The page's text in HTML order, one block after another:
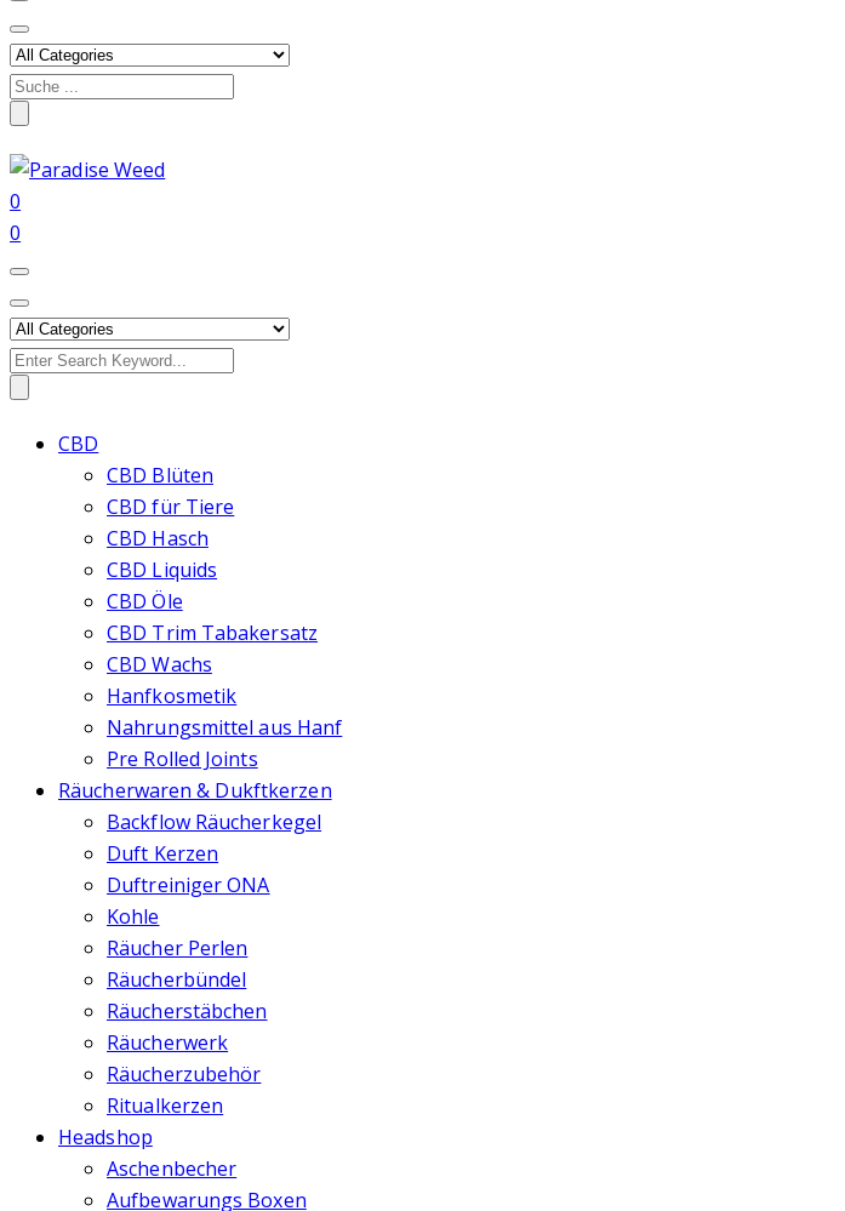
Search
0
0
Search
CBD
CBD Blüten
CBD für Tiere
CBD Hasch
CBD Liquids
CBD Öle
CBD Trim Tabakersatz
CBD Wachs
Hanfkosmetik
Nahrungsmittel aus Hanf
Pre Rolled Joints
Räucherwaren & Dukftkerzen
Backflow Räucherkegel
Duft Kerzen
Duftreiniger ONA
Kohle
Räucher Perlen
Räucherbündel
Räucherstäbchen
Räucherwerk
Räucherzubehör
Ritualkerzen
Headshop
Aschenbecher
Aufbewarungs Boxen